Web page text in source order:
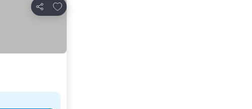
Partilhar
Adicionar aos favoritos